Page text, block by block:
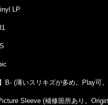
LP
B- (薄いスリキズが多め。Play可
Sleeve (補修箇所あり。